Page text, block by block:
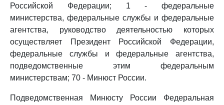
Российской Федерации; 1 - федеральные
министерства, федеральные службы и федеральные
агентства, руководство деятельностью которых
осуществляет Президент Российской Федерации,
федеральные службы и федеральные агентства,
подведомственные этим федеральным
министерствам; 70 - Минюст России.
Подведомственная Минюсту России Федеральная